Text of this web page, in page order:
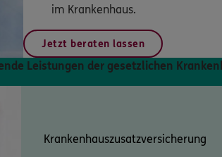
im Krankenhaus.
Jetzt beraten lassen
Leistungen der gesetzlichen
Krankenhauszusatz­versicherung